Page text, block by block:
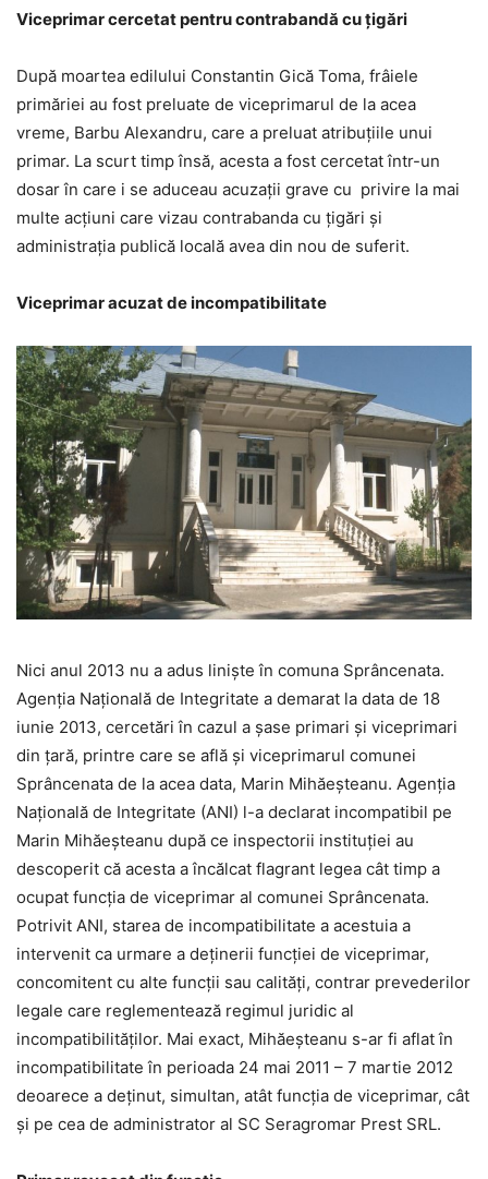
Viceprimar cercetat pentru contrabandă cu țigări
După moartea edilului Constantin Gică Toma, frâiele
primăriei au fost preluate de viceprimarul de la acea
vreme, Barbu Alexandru, care a preluat atribuțiile unui
primar. La scurt timp însă, acesta a fost cercetat într-un
dosar în care i se aduceau acuzații grave cu privire la mai
multe acțiuni care vizau contrabanda cu țigări și
administrația publică locală avea din nou de suferit.
Viceprimar acuzat de incompatibilitate
Nici anul 2013 nu a adus liniște în comuna Sprâncenata.
Agenţia Naţională de Integritate a demarat la data de 18
iunie 2013, cercetări în cazul a şase primari şi viceprimari
din ţară, printre care se află şi viceprimarul comunei
Sprâncenata de la acea data, Marin Mihăeşteanu. Agenţia
Naţională de Integritate (ANI) l-a declarat incompatibil pe
Marin Mihăeşteanu după ce inspectorii instituţiei au
descoperit că acesta a încălcat flagrant legea cât timp a
ocupat funcţia de viceprimar al comunei Sprâncenata.
Potrivit ANI, starea de incompatibilitate a acestuia a
intervenit ca urmare a deţinerii funcţiei de viceprimar,
concomitent cu alte funcţii sau calităţi, contrar prevederilor
legale care reglementează regimul juridic al
incompatibilităţilor. Mai exact, Mihăeşteanu s-ar fi aflat în
incompatibilitate în perioada 24 mai 2011 – 7 martie 2012
deoarece a deţinut, simultan, atât funcţia de viceprimar, cât
şi pe cea de administrator al SC Seragromar Prest SRL.